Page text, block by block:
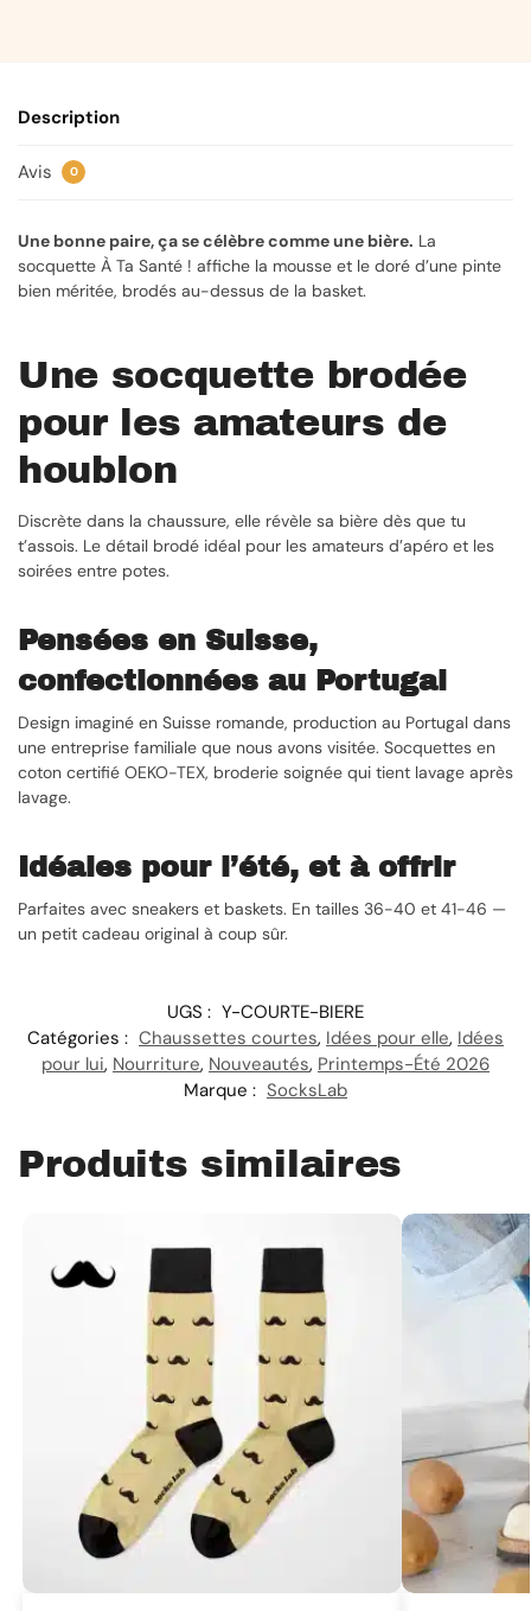
Description
Avis 0
Une bonne paire, ça se célèbre comme une bière. La
socquette À Ta Santé ! affiche la mousse et le doré d’une pinte
bien méritée, brodés au-dessus de la basket.
Une socquette brodée
pour les amateurs de
houblon
Discrète dans la chaussure, elle révèle sa bière dès que tu
t’assois. Le détail brodé idéal pour les amateurs d’apéro et les
soirées entre potes.
Pensées en Suisse,
confectionnées au Portugal
Design imaginé en Suisse romande, production au Portugal dans
une entreprise familiale que nous avons visitée. Socquettes en
coton certifié OEKO-TEX, broderie soignée qui tient lavage après
lavage.
Idéales pour l’été, et à offrir
Parfaites avec sneakers et baskets. En tailles 36-40 et 41-46 —
un petit cadeau original à coup sûr.
UGS : Y-COURTE-BIERE
Catégories : Chaussettes courtes, Idées pour elle, Idées
pour lui, Nourriture, Nouveautés, Printemps-Été 2026
Marque : SocksLab
Produits similaires